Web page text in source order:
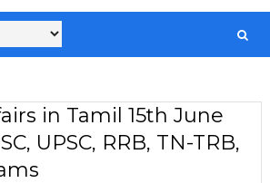
in Tamil 15th June
UPSC, RRB, TN-TRB,